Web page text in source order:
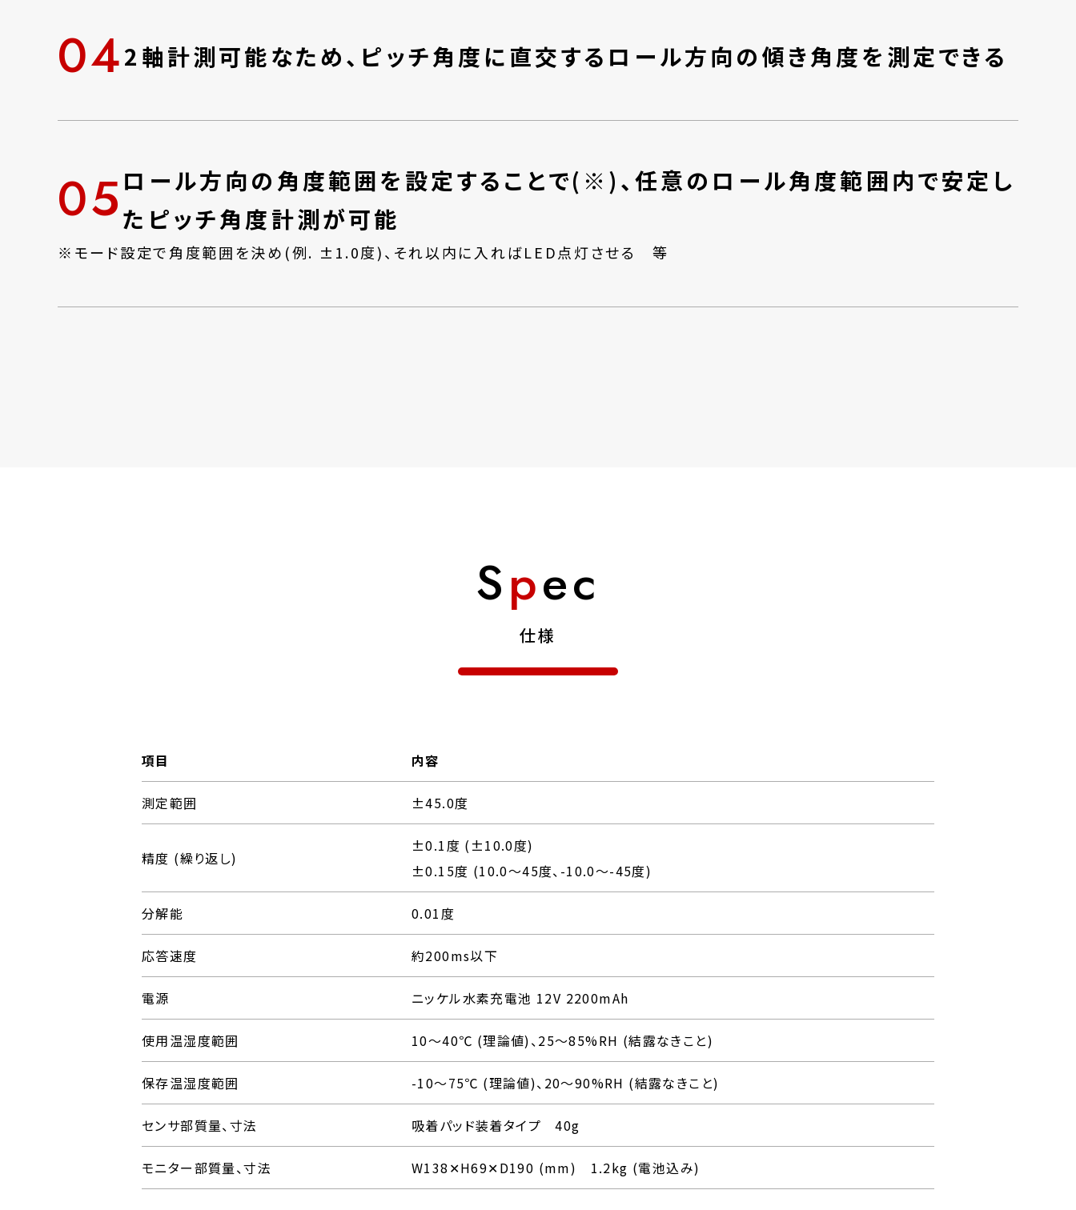
042軸計測可能なため、ピッチ角度に直交するロール方向の傾き角度を測定できる
05 ロール方向の角度範囲を設定することで(※)、任意のロール角度範囲内で安定し
たピッチ角度計測が可能
※モード設定で角度範囲を決め(例. ±1.0度)、それ以内に入ればLED点灯させる 等
Spec
仕様
項目 内容
測定範囲 ±45.0度
精度 (繰り返し)
±0.1度 (±10.0度)
±0.15度 (10.0～45度、-10.0～-45度)
分解能 0.01度
応答速度 約200ms以下
電源 ニッケル水素充電池 12V 2200mAh
使用温湿度範囲 10～40℃ (理論値)、25～85%RH (結露なきこと)
保存温湿度範囲 -10～75℃ (理論値)、20～90%RH (結露なきこと)
センサ部質量、寸法 吸着パッド装着タイプ 40g
モニター部質量、寸法 W138✕H69✕D190 (mm) 1.2kg (電池込み)